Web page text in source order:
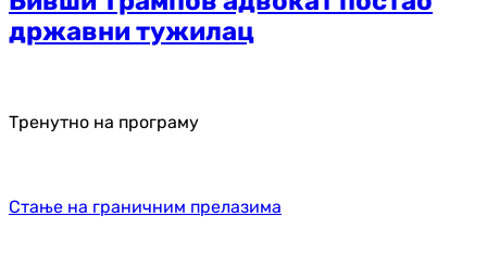
државни тужилац
Тренутно на програму
Стање на граничним прелазима